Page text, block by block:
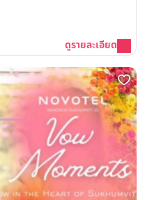
ดูรายละเอียด